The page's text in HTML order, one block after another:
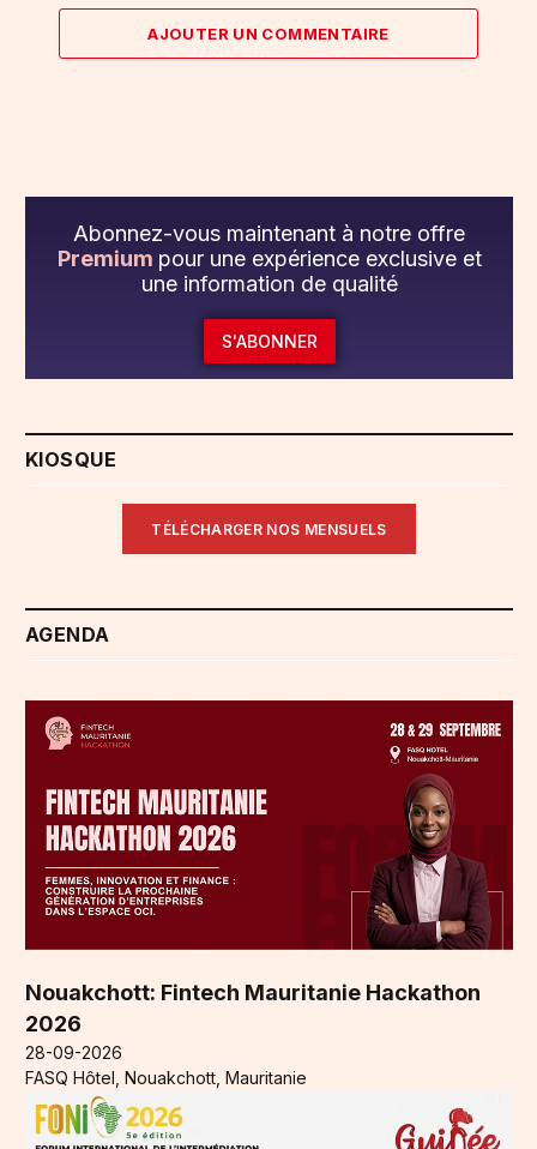
AJOUTER UN COMMENTAIRE
Abonnez-vous maintenant à notre offre
Premium pour une expérience exclusive et
une information de qualité
S'ABONNER
KIOSQUE
TÉLÉCHARGER NOS MENSUELS
AGENDA
Nouakchott: Fintech Mauritanie Hackathon
2026
28-09-2026
FASQ Hôtel, Nouakchott, Mauritanie